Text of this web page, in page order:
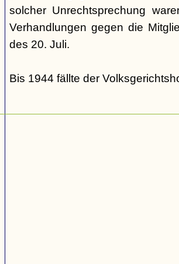
solcher Unrechtsprechung
Verhandlungen gegen die
des 20. Juli.
Bis 1944 fällte der